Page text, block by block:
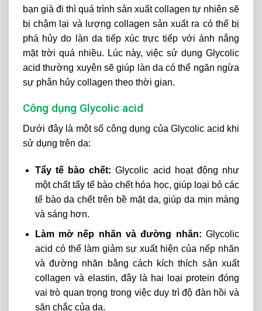
bạn già đi thì quá trình sản xuất collagen tự nhiên sẽ
bị chậm lại và lượng collagen sản xuất ra có thể bị
phá hủy do làn da tiếp xúc trực tiếp với ánh nắng
mặt trời quá nhiều. Lúc này, việc sử dụng Glycolic
acid thường xuyên sẽ giúp làn da có thể ngăn ngừa
sự phân hủy collagen theo thời gian.
Công dụng Glycolic acid
Dưới đây là một số công dụng của Glycolic acid khi
sử dụng trên da:
Tẩy tế bào chết: Glycolic acid hoạt động như
một chất tẩy tế bào chết hóa học, giúp loại bỏ các
tế bào da chết trên bề mặt da, giúp da mịn màng
và sáng hơn.
Làm mờ nếp nhăn và đường nhăn: Glycolic
acid có thể làm giảm sự xuất hiện của nếp nhăn
và đường nhăn bằng cách kích thích sản xuất
collagen và elastin, đây là hai loại protein đóng
vai trò quan trọng trong việc duy trì độ đàn hồi và
săn chắc của da.